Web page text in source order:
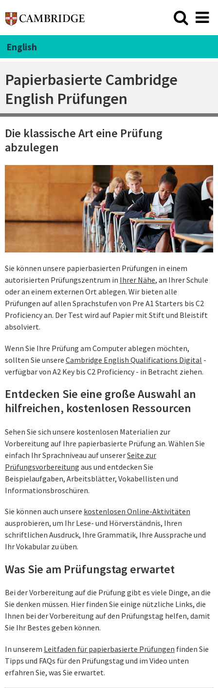
English
Papierbasierte Cambridge
English Prüfungen
Die klassische Art eine Prüfung
abzulegen
Sie können unsere papierbasierten Prüfungen in einem
autorisierten Prüfungszentrum in Ihrer Nähe, an Ihrer Schule
oder an einem externen Ort ablegen. Wir bieten alle
Prüfungen auf allen Sprachstufen von Pre A1 Starters bis C2
Proficiency an. Der Test wird auf Papier mit Stift und Bleistift
absolviert.
Wenn Sie Ihre Prüfung am Computer ablegen möchten,
sollten Sie unsere Cambridge English Qualifications Digital -
verfügbar von A2 Key bis C2 Proficiency - in Betracht ziehen.
Entdecken Sie eine große Auswahl an
hilfreichen, kostenlosen Ressourcen
Sehen Sie sich unsere kostenlosen Materialien zur
Vorbereitung auf Ihre papierbasierte Prüfung an. Wählen Sie
einfach Ihr Sprachniveau auf unsererSeite zur
Prüfungsvorbereitung aus und entdecken Sie
Beispielaufgaben, Arbeitsblätter, Vokabellisten und
Informationsbroschüren.
Sie können auch unsere kostenlosen Online-Aktivitäten
ausprobieren, um Ihr Lese- und Hörverständnis, Ihren
schriftlichen Ausdruck, Ihre Grammatik, Ihre Aussprache und
Ihr Vokabular zu üben.
Was Sie am Prüfungstag erwartet
Bei der Vorbereitung auf die Prüfung gibt es viele Dinge, an die
Sie denken müssen. Hier finden Sie einige nützliche Links, die
Ihnen bei der Vorbereitung auf den Prüfungstag helfen, damit
Sie Ihr Bestes geben können.
In unserem Leitfaden für papierbasierte Prüfungen finden Sie
Tipps und FAQs für den Prüfungstag und im Video unten
erfahren Sie, was Sie erwartet.